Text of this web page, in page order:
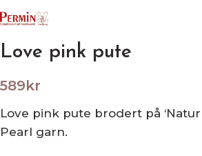
Love pink pute
589kr
Love pink pute brodert på ‘Natur
Pearl garn.